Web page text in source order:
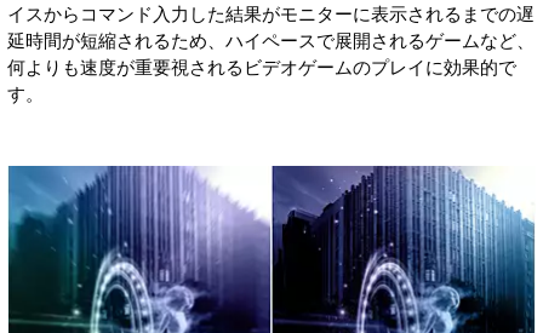
イスからコマンド入力した結果がモニターに表示されるまでの遅
延時間が短縮されるため、ハイペースで展開されるゲームなど、
何よりも速度が重要視されるビデオゲームのプレイに効果的で
す。